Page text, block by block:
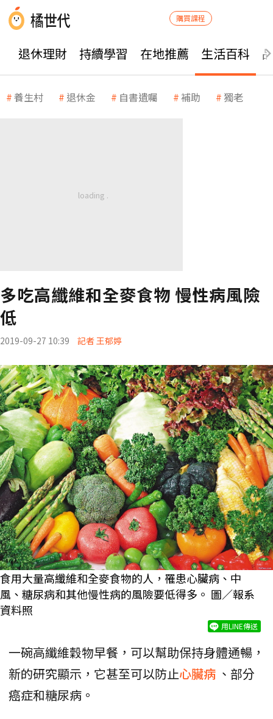
購買課程
退休理財 持續學習 在地推薦 生活百科
養生村 退休金 自書遺囑 補助 獨老
多吃高纖維和全麥食物 慢性病風險
低
2019-09-27 10:39 記者 王郁婷
食用大量高纖維和全麥食物的人，罹患心臟病、中
風、糖尿病和其他慢性病的風險要低得多。 圖／報系
資料照
用LINE傳送
一碗高纖維穀物早餐，可以幫助保持身體通暢，
新的研究顯示，它甚至可以防止心臟病 、部分
癌症和糖尿病。